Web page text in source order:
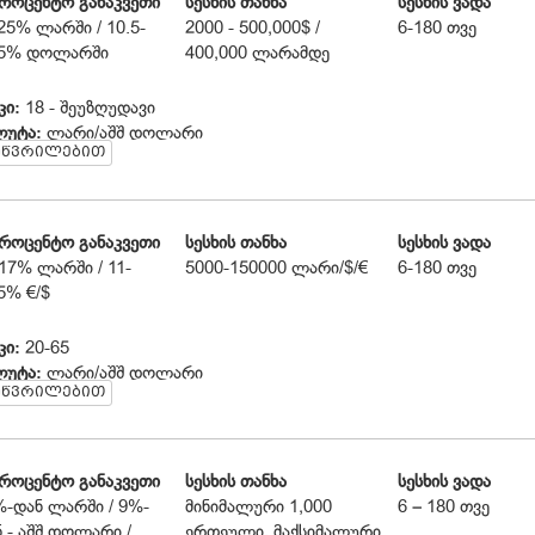
ლარში / 10.5-
დოლარში
2000 - 500,000$ /
400,000 ლარამდე
6-180 თვე
18 - შეუზღუდავი
ლარი/აშშ დოლარი
თავდებით ან თავდების გარეშე (დამოკიდებულია
საპროცენტო განაკვეთი:ინდივიდუალური
სტატუსი:ფიზიკური პირი, ინდ.მეწარმე, იურიდიული პირი.
მიზნობრიობა:
ნებისმიერი.მაგ: ბიზნესის მარაგების შევსება,
რემონტი, საოჯახო ტექნიკის შეძენა, სწავლის საფასურის
სამეურნეო ტექნიკის შეძენა, მეურნეობის გაფართოვება და
1500 ლარამდე სესხები გაიცემა გამარტივებული
განაკვეთი
ლარში / 11-
€/$
სესხის თანხა
5000-150000 ლარი/$/€
სესხის ვადა
6-180 თვე
20-65
ლარი/აშშ დოლარი
შემოსავალი:450 ლარიდან
საკომისიო:
1%, მინ. 20 აშშ დოლარი
საკომისიო:
უფასო
საკომისიო:
განაკვეთი
დან ლარში / 9%-
სესხის თანხა
მინიმალური 1,000
სესხის ვადა
6 – 180 თვე